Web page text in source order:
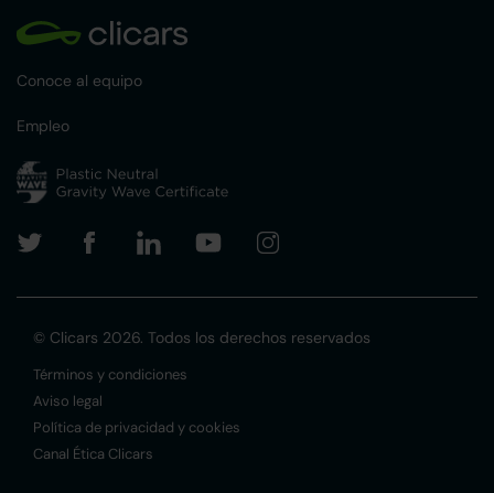
Conoce al equipo
Empleo
© Clicars 2026. Todos los derechos reservados
Términos y condiciones
Aviso legal
Política de privacidad y cookies
Canal Ética Clicars